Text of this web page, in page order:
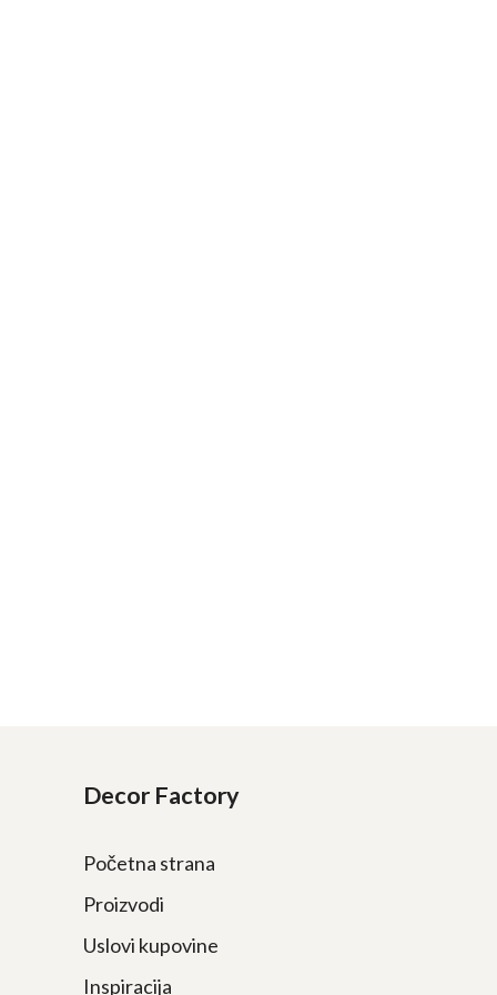
Decor Factory
Početna strana
Proizvodi
Uslovi kupovine
Inspiracija